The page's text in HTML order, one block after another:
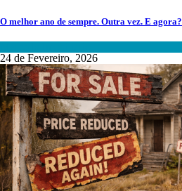
O melhor ano de sempre. Outra vez. E agora?
24 de Fevereiro, 2026